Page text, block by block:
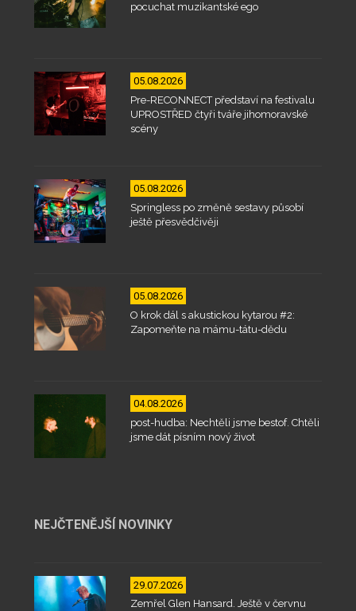
pocuchat muzikantské ego
05.08.2026
Pre-RECONNECT představí na festivalu
UPROSTŘED čtyři tváře jihomoravské
scény
05.08.2026
Springless po změně sestavy působí
ještě přesvědčivěji
05.08.2026
O krok dál s akustickou kytarou #2:
Zapomeňte na mámu-tátu-dědu
04.08.2026
post-hudba: Nechtěli jsme bestof. Chtěli
jsme dát písním nový život
NEJČTENĚJŠÍ NOVINKY
29.07.2026
Zemřel Glen Hansard. Ještě v červnu